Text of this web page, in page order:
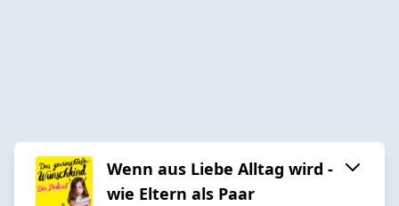
Wenn aus Liebe Alltag wird -
wie Eltern als Paar